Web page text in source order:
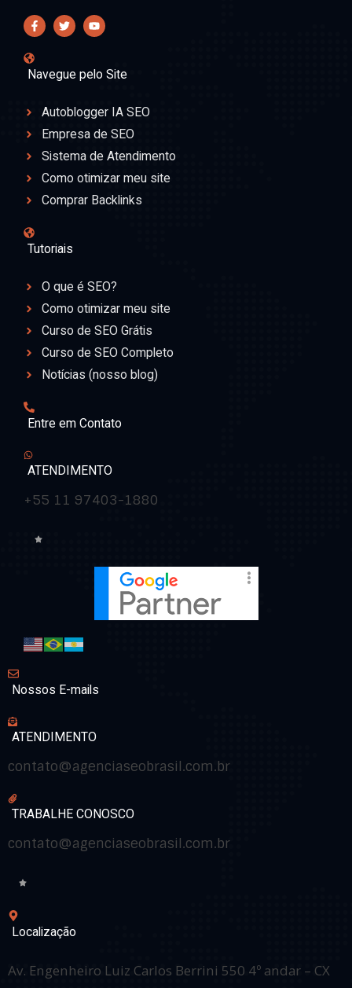
Navegue pelo Site
Autoblogger IA SEO
Empresa de SEO
Sistema de Atendimento
Como otimizar meu site
Comprar Backlinks
Tutoriais
O que é SEO?
Como otimizar meu site
Curso de SEO Grátis
Curso de SEO Completo
Notícias (nosso blog)
Entre em Contato
ATENDIMENTO
+55 11 97403-1880
Nossos E-mails
ATENDIMENTO
contato@agenciaseobrasil.com.br
TRABALHE CONOSCO
contato@agenciaseobrasil.com.br
Localização
Av. Engenheiro Luiz Carlos Berrini 550 4º andar – CX